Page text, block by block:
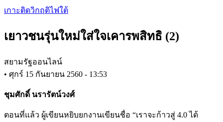
Skip
content
เกาะติดวิกฤติไฟใต้
เยาวชนรุ่นใหม่ใส่ใจเคารพสิทธิ (2)
สยามรัฐออนไลน์
• ศุกร์ 15 กันยายน 2560 - 13:53
ชุมศักดิ์ นรารัตน์วงศ์
ตอนที่แล้ว ผู้เขียนหยิบยกงานเขียนชื่อ “เราจะก้าวสู่ 4.0 ได้